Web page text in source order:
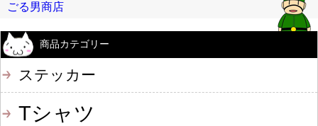
ごる男商店
商品カテゴリー
ステッカー
Tシャツ